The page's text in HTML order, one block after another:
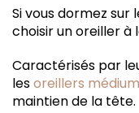
Si vous dormez sur
choisir un oreiller à
Caractérisés par
lesoreillers médium
maintien de la tête.